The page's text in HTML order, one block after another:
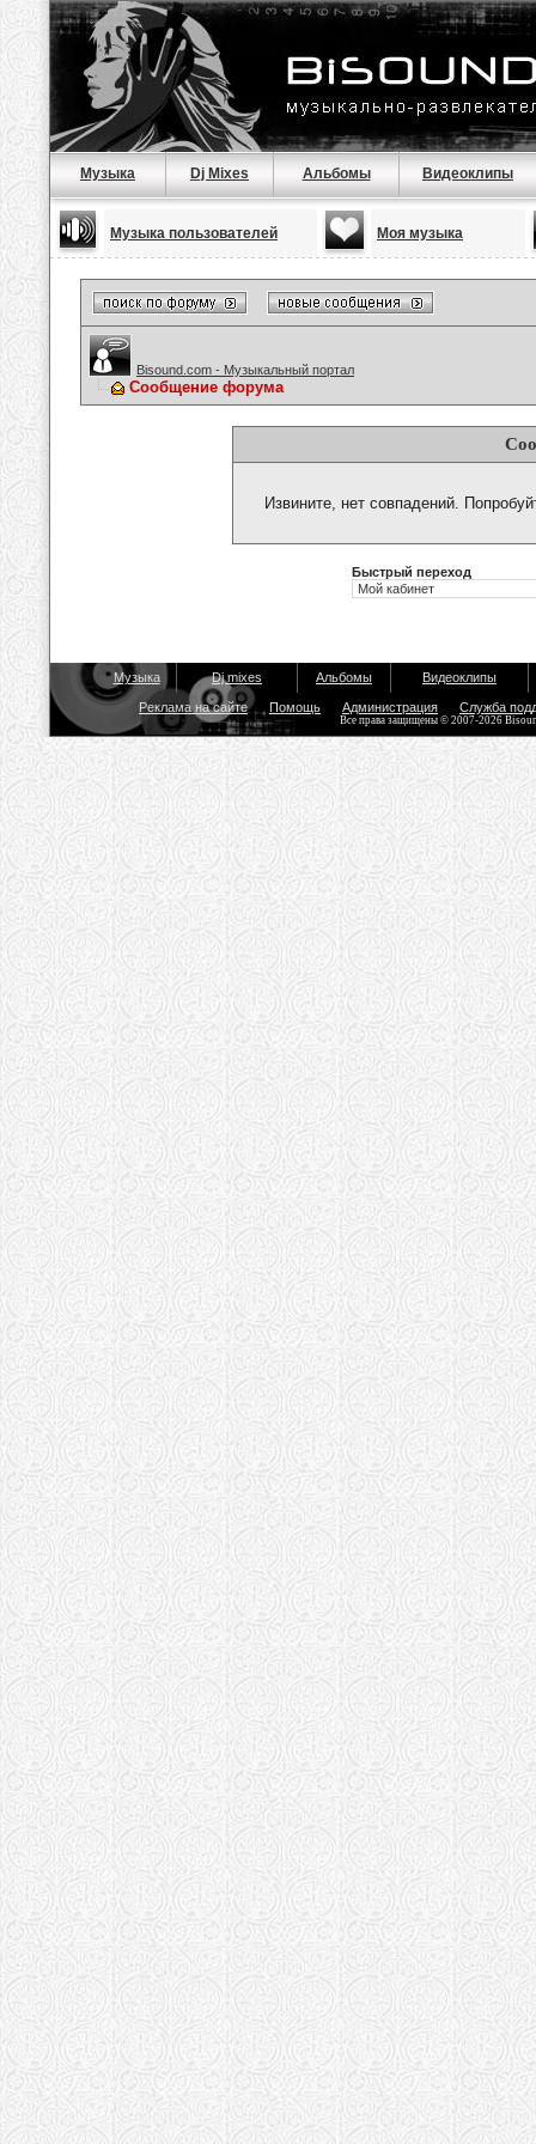
Музыка Dj Mixes Альбомы Видеоклипы
Музыка пользователей Моя музыка
Bisound.com - Музыкальный портал
Сообщение форума
Извините, нет совпадений.
Быстрый переход
Музыка Dj mixes Альбомы Видеоклипы
Реклама на сайте Помощь Администрация Служба
Все права защищены © 2007-2026